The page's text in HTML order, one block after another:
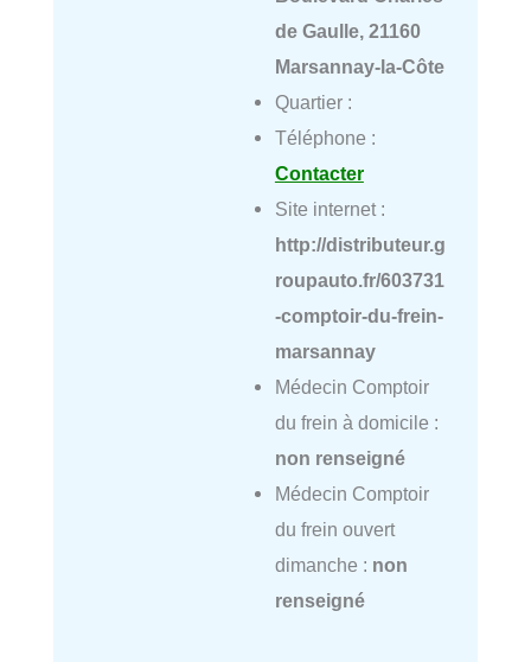
de Gaulle, 21160
Marsannay-la-Côte
Quartier :
Téléphone :
Contacter
Site internet :
http://distributeur.g
roupauto.fr/603731
-comptoir-du-frein-
marsannay
Médecin Comptoir
du frein à domicile :
non renseigné
Médecin Comptoir
du frein ouvert
dimanche : non
renseigné